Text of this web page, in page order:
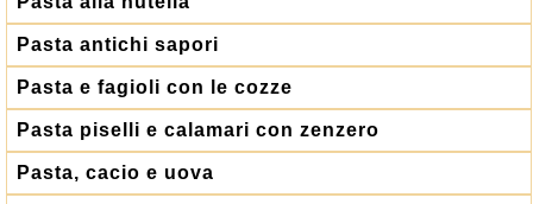
Pasta antichi sapori
Pasta e fagioli con le cozze
Pasta piselli e calamari con zenzero
Pasta, cacio e uova